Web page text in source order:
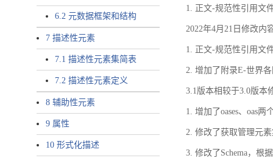
6.2 元数据框架和结构
7 描述性元素
7.1 描述性元素集简表
7.2 描述性元素定义
8 辅助性元素
9 属性
10 形式化描述
1. 正文-规范性引用文
2022年4月21日修改内
1. 正文-规范性引用文
2. 增加了附录E-世界
3.1版本相较于3.0版本
1. 增加了oases、oas
2. 修改了获取管理元
3. 修改了Schema，根